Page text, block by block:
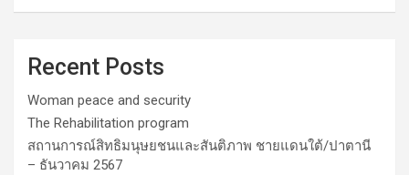
Recent Posts
Woman peace and security
The Rehabilitation program
สถานการณ์สิทธิมนุษยชนและสันติภาพ ชายแดนใต้/ปาตานี
– ธันวาคม 2567